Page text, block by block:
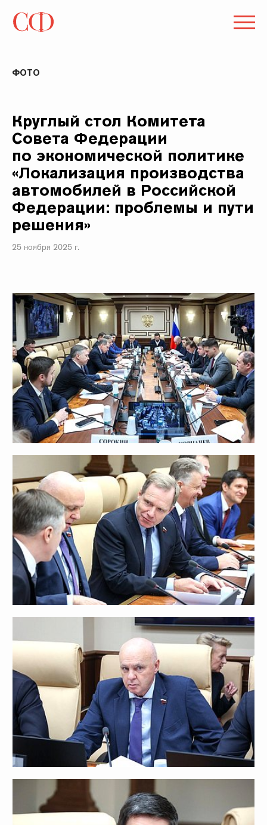
ФОТО
Круглый стол Комитета
Совета Федерации
по экономической политике
«Локализация производства
автомобилей в Российской
Федерации: проблемы и пути
решения»
25 ноября 2025 г.